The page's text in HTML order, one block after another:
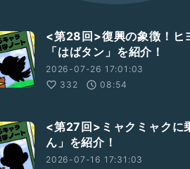
<第28回>復興の象徴！ヒ
「はばタン」を紹介！
2026-07-26 17:01:03
332
08:54
<第27回>ミャクミャクに
ん」を紹介！
2026-07-16 17:31:03